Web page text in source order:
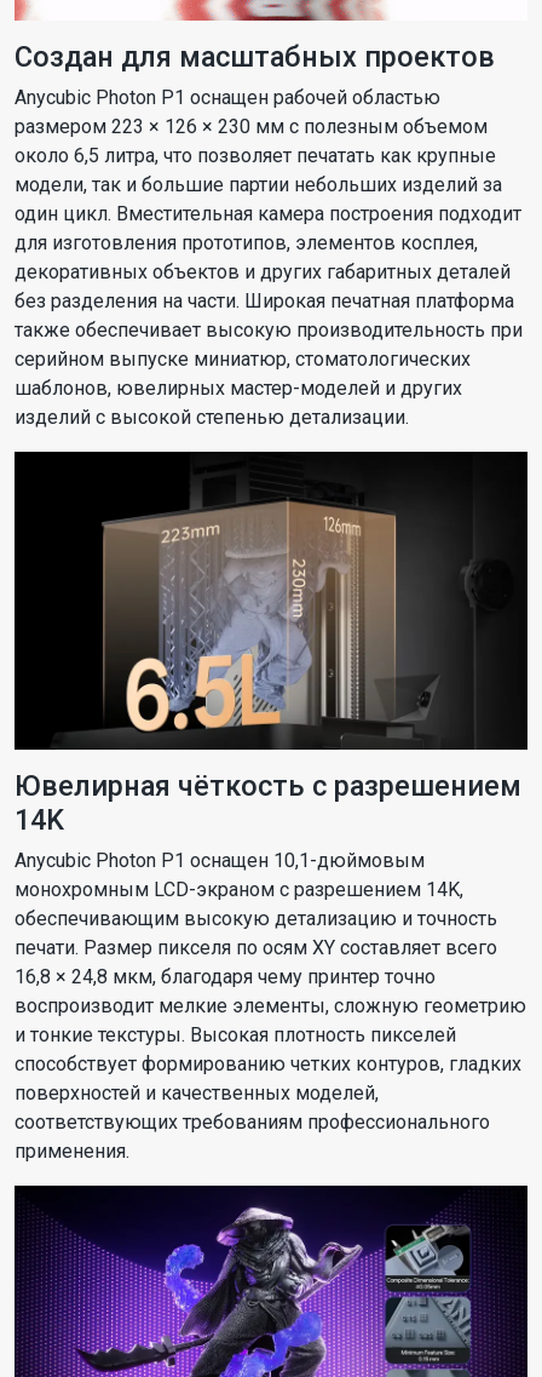
Создан для масштабных проектов
Anycubic Photon P1 оснащен рабочей областью
размером 223 × 126 × 230 мм с полезным объемом
около 6,5 литра, что позволяет печатать как крупные
модели, так и большие партии небольших изделий за
один цикл. Вместительная камера построения подходит
для изготовления прототипов, элементов косплея,
декоративных объектов и других габаритных деталей
без разделения на части. Широкая печатная платформа
также обеспечивает высокую производительность при
серийном выпуске миниатюр, стоматологических
шаблонов, ювелирных мастер-моделей и других
изделий с высокой степенью детализации.
Ювелирная чёткость с разрешением
14K
Anycubic Photon P1 оснащен 10,1-дюймовым
монохромным LCD-экраном с разрешением 14K,
обеспечивающим высокую детализацию и точность
печати. Размер пикселя по осям XY составляет всего
16,8 × 24,8 мкм, благодаря чему принтер точно
воспроизводит мелкие элементы, сложную геометрию
и тонкие текстуры. Высокая плотность пикселей
способствует формированию четких контуров, гладких
поверхностей и качественных моделей,
соответствующих требованиям профессионального
применения.